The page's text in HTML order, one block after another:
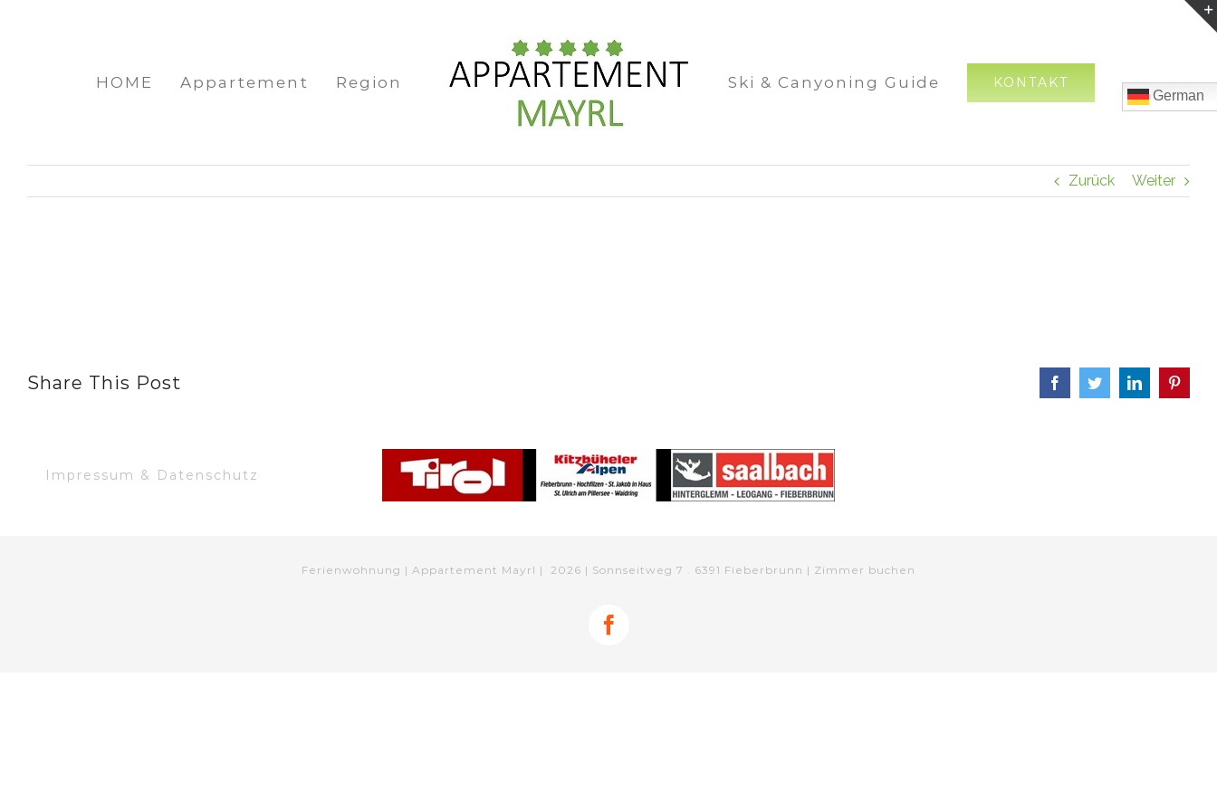
HOME Appartement Region Ski & Canyoning Guide KONTAKT
German
Zurück Weiter
Share This Post FacebookTwitterLinkedIn
Impressum & Datenschutz
Ferienwohnung | Appartement Mayrl | 2026 | Sonnseitweg 7 . 6391 Fieberbrunn | Zimmer buchen